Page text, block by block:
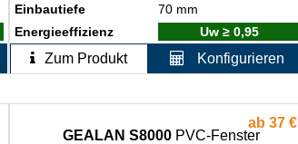
Einbautiefe
70 mm
Energieeffizienz
Uw ≥ 0,95
Zum Produkt Konfigurieren
ab 37 €
GEALAN S8000 PVC-Fenster